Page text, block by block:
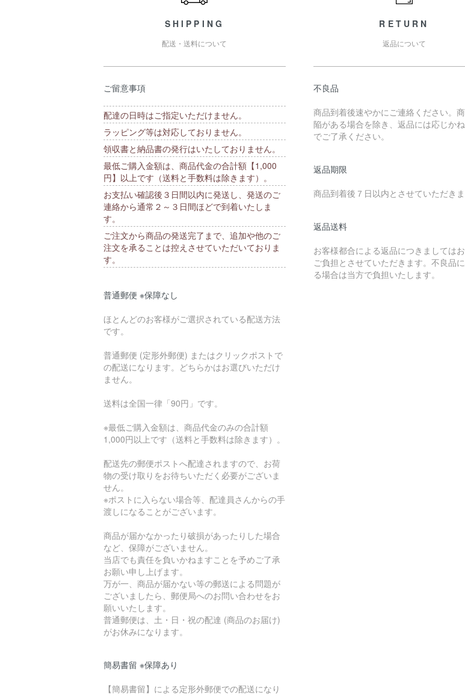
SHIPPING
配送・送料について
ご留意事項
配達の日時はご指定いただけません。
ラッピング等は対応しておりません。
領収書と納品書の発行はいたしておりません。
最低ご購入金額は、商品代金の合計額【1,000
円】以上です（送料と手数料は除きます）。
お支払い確認後３日間以内に発送し、発送のご
連絡から通常２～３日間ほどで到着いたしま
す。
ご注文から商品の発送完了まで、追加や他のご
注文を承ることは控えさせていただいておりま
す。
普通郵便 ※保障なし
ほとんどのお客様がご選択されている配送方法
です。
普通郵便 (定形外郵便) またはクリックポストで
の配送になります。どちらかはお選びいただけ
ません。
送料は全国一律「90円」です。
※最低ご購入金額は、商品代金のみの合計額
1,000円以上です（送料と手数料は除きます）。
配送先の郵便ポストへ配達されますので、お荷
物の受け取りをお待ちいただく必要がございま
せん。
※ポストに入らない場合等、配達員さんからの手
渡しになることがございます。
商品が届かなかったり破損があったりした場合
など、保障がございません。
当店でも責任を負いかねますことを予めご了承
お願い申し上げます。
万が一、商品が届かない等の郵送による問題が
ございましたら、郵便局へのお問い合わせをお
願いいたします。
普通郵便は、土・日・祝の配達 (商品のお届け)
がお休みになります。
簡易書留 ※保障あり
【簡易書留】による定形外郵便での配送になり
RETURN
返品について
不良品
商品到着後速やかにご連絡ください。
陥がある場合を除き、返品には応じか
でご了承ください。
返品期限
商品到着後７日以内とさせていただきま
返品送料
お客様都合による返品につきましては
ご負担とさせていただきます。不良品
る場合は当方で負担いたします。